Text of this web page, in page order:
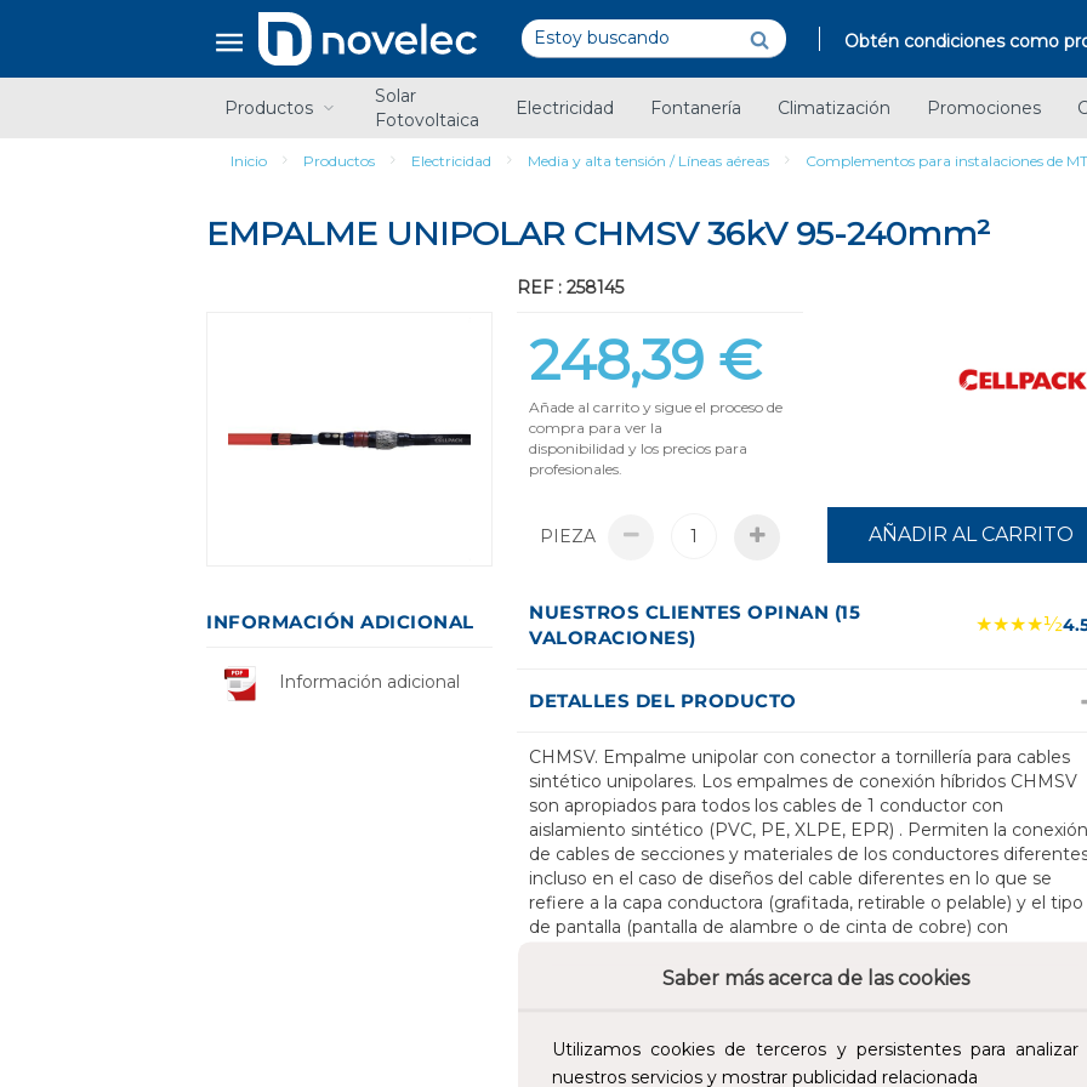
Saber más acerca de las cookies
Utilizamos cookies de terceros y persistentes para analizar
nuestros servicios y mostrar publicidad relacionada
de
Obtén condiciones como
Productos
Solar
Fotovoltaica
Electricidad Fontanería Climatización Promociones
Inicio Productos Electricidad Media y alta tensión / Líneas aéreas Complementos para instalaciones de
EMPALME UNIPOLAR CHMSV 36kV 95-240mm²
INFORMACIÓN ADICIONAL
Información adicional
REF : 258145
248,39 €
Añade al carrito y sigue el proceso de
compra para ver la
disponibilidad y los precios para
profesionales.
PIEZA AÑADIR AL CARRITO
NUESTROS CLIENTES OPINAN (15
VALORACIONES)
★★★★½
DETALLES DEL PRODUCTO
CHMSV. Empalme unipolar con conector a tornillería para cables
sintético unipolares. Los empalmes de conexión híbridos CHMSV
son apropiados para todos los cables de 1 conductor con
aislamiento sintético (PVC, PE, XLPE, EPR) . Permiten la conexión
de cables de secciones y materiales de los conductores
incluso en el caso de diseños del cable diferentes en lo que se
refiere a la capa conductora (grafitada, retirable o pelable) y el tipo
de pantalla (pantalla de alambre o de cinta de cobre) con
entonces debe comprobarse el diámetro min. encima del
elementos de control de campo de silicona permanentemente
elásticos, Tanto para los conductores de Cu como de AI, Para todos